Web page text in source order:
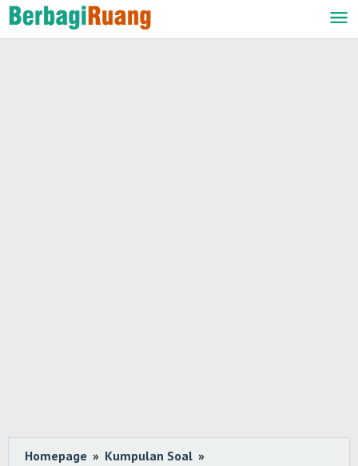
Lewati
ke
Homepage » Kumpulan Soal »